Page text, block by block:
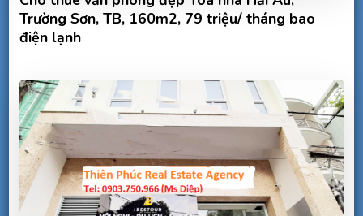
Trường Sơn, TB, 160m2, 79 triệu/ tháng bao
điện lạnh